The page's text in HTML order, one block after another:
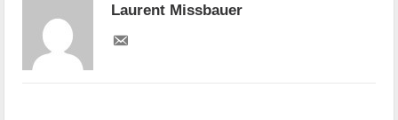
Laurent Missbauer